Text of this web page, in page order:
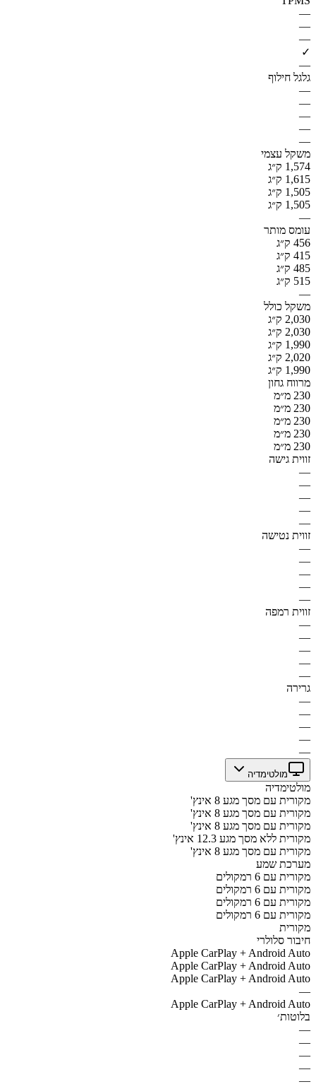
—
—
—
✓
—
גלגל חילוף
—
—
—
—
—
משקל עצמי
1,574 ק״ג
1,615 ק״ג
1,505 ק״ג
1,505 ק״ג
—
עומס מותר
456 ק״ג
415 ק״ג
485 ק״ג
515 ק״ג
—
משקל כולל
2,030 ק״ג
2,030 ק״ג
1,990 ק״ג
2,020 ק״ג
1,990 ק״ג
מרווח גחון
230 מ״מ
230 מ״מ
230 מ״מ
230 מ״מ
230 מ״מ
זווית גישה
—
—
—
—
—
זווית נטישה
—
—
—
—
—
זווית רמפה
—
—
—
—
—
גרירה
—
—
—
—
—
מולטימדיה
מולטימדיה
מקורית עם מסך מגע 8 אינץ'
מקורית עם מסך מגע 8 אינץ'
מקורית עם מסך מגע 8 אינץ'
מקורית ללא מסך מגע 12.3 אינץ'
מקורית עם מסך מגע 8 אינץ'
מערכת שמע
מקורית עם 6 רמקולים
מקורית עם 6 רמקולים
מקורית עם 6 רמקולים
מקורית עם 6 רמקולים
מקורית
חיבור סלולרי
Apple CarPlay + Android Auto
Apple CarPlay + Android Auto
Apple CarPlay + Android Auto
—
Apple CarPlay + Android Auto
בלוטות׳
—
—
—
—
—